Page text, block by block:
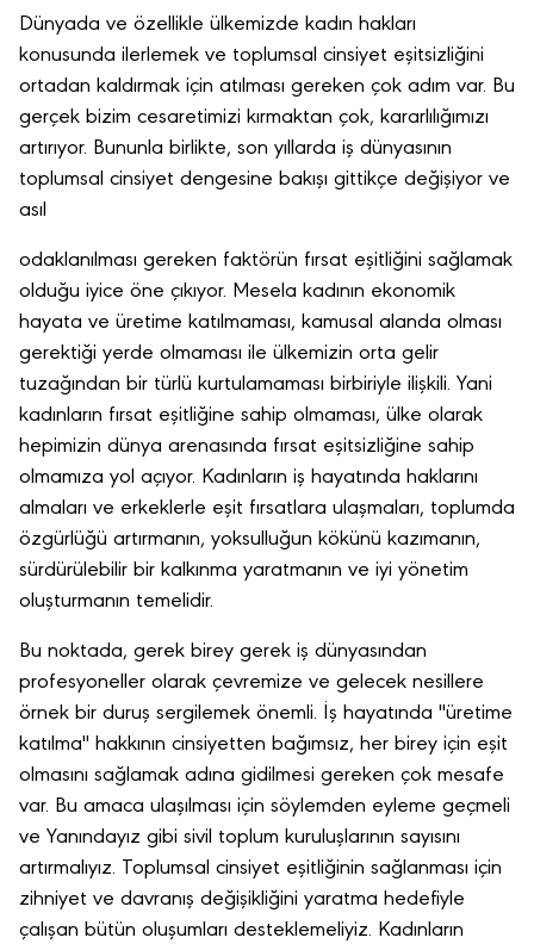
Dünyada ve özellikle ülkemizde kadın hakları
konusunda ilerlemek ve toplumsal cinsiyet eşitsizliğini
ortadan kaldırmak için atılması gereken çok adım var. Bu
gerçek bizim cesaretimizi kırmaktan çok, kararlılığımızı
artırıyor. Bununla birlikte, son yıllarda iş dünyasının
toplumsal cinsiyet dengesine bakışı gittikçe değişiyor ve
asıl
odaklanılması gereken faktörün fırsat eşitliğini sağlamak
olduğu iyice öne çıkıyor. Mesela kadının ekonomik
hayata ve üretime katılmaması, kamusal alanda olması
gerektiği yerde olmaması ile ülkemizin orta gelir
tuzağından bir türlü kurtulamaması birbiriyle ilişkili. Yani
kadınların fırsat eşitliğine sahip olmaması, ülke olarak
hepimizin dünya arenasında fırsat eşitsizliğine sahip
olmamıza yol açıyor. Kadınların iş hayatında haklarını
almaları ve erkeklerle eşit fırsatlara ulaşmaları, toplumda
özgürlüğü artırmanın, yoksulluğun kökünü kazımanın,
sürdürülebilir bir kalkınma yaratmanın ve iyi yönetim
oluşturmanın temelidir.
Bu noktada, gerek birey gerek iş dünyasından
profesyoneller olarak çevremize ve gelecek nesillere
örnek bir duruş sergilemek önemli. İş hayatında "üretime
katılma" hakkının cinsiyetten bağımsız, her birey için eşit
olmasını sağlamak adına gidilmesi gereken çok mesafe
var. Bu amaca ulaşılması için söylemden eyleme geçmeli
ve Yanındayız gibi sivil toplum kuruluşlarının sayısını
artırmalıyız. Toplumsal cinsiyet eşitliğinin sağlanması için
zihniyet ve davranış değişikliğini yaratma hedefiyle
çalışan bütün oluşumları desteklemeliyiz. Kadınların